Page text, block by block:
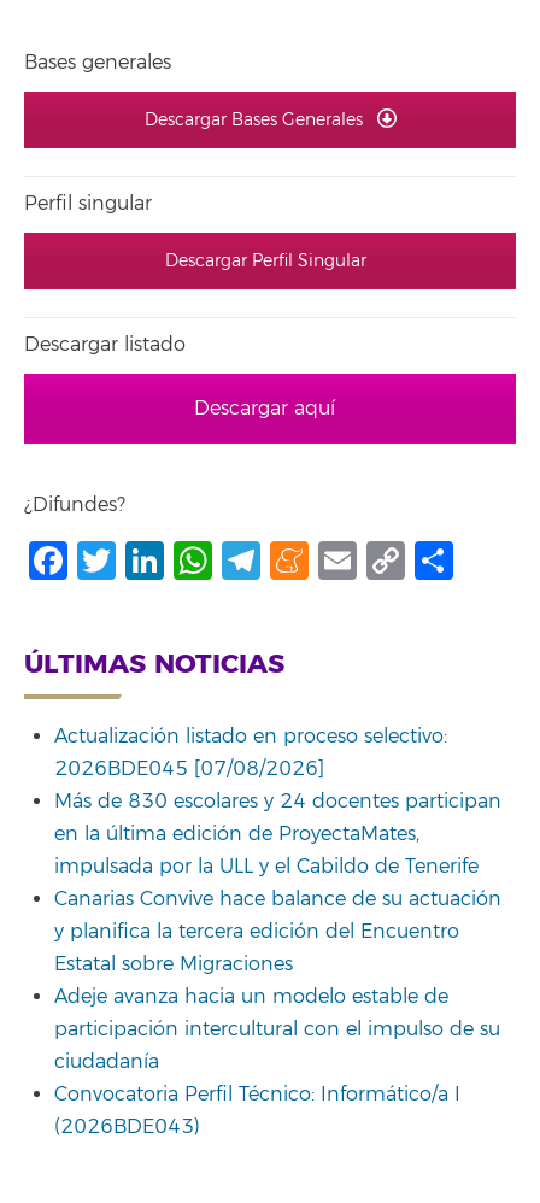
Bases generales
Descargar Bases Generales
Perfil singular
Descargar Perfil Singular
Descargar listado
Descargar aquí
¿Difundes?
Facebook
Twitter
LinkedIn
WhatsApp
Telegram
Meneame
Email
Copy
ÚLTIMAS NOTICIAS
Actualización listado en proceso selectivo:
2026BDE045 [07/08/2026]
Más de 830 escolares y 24 docentes participan
en la última edición de ProyectaMates,
impulsada por la ULL y el Cabildo de Tenerife
Canarias Convive hace balance de su actuación
y planifica la tercera edición del Encuentro
Estatal sobre Migraciones
Adeje avanza hacia un modelo estable de
participación intercultural con el impulso de su
ciudadanía
Convocatoria Perfil Técnico: Informático/a I
(2026BDE043)